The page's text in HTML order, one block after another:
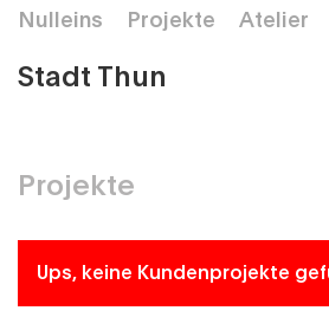
Nulleins Projekte Atelier
Stadt Thun
Projekte
Ups, keine Kundenprojekte